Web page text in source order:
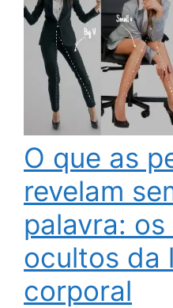
O que as
revelam
palavra: os
ocultos da
corporal